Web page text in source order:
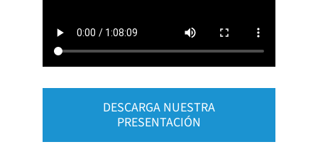
DESCARGA NUESTRA
PRESENTACIÓN